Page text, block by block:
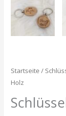
Startseite /
Holz